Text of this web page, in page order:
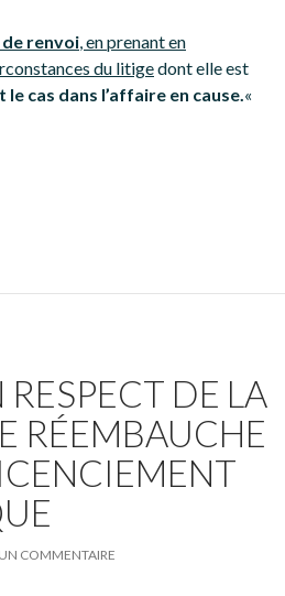
renvoi, en prenant en
du litigedont elle est
cas dans l’affaire en cause.«
DE LA
RÉEMBAUCHE
COMMENTAIRE